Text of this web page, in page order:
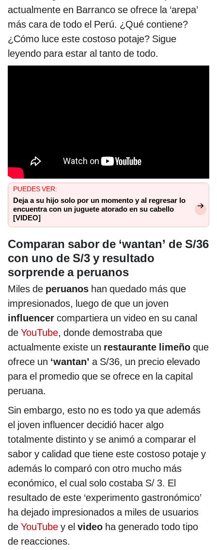
actualmente en Barranco se ofrece la ‘arepa’
más cara de todo el Perú. ¿Qué contiene?
¿Cómo luce este costoso potaje? Sigue
leyendo para estar al tanto de todo.
PUEDES VER:
Deja a su hijo solo por un momento y al regresar lo
encuentra con un juguete atorado en su cabello
[VIDEO]
Comparan sabor de ‘wantan’ de S/36
con uno de S/3 y resultado
sorprende a peruanos
Miles de peruanos han quedado más que
impresionados, luego de que un joven
influencer compartiera un video en su canal
de YouTube, donde demostraba que
actualmente existe un restaurante limeño que
ofrece un ‘wantan’ a S/36, un precio elevado
para el promedio que se ofrece en la capital
peruana.
Sin embargo, esto no es todo ya que además
el joven influencer decidió hacer algo
totalmente distinto y se animó a comparar el
sabor y calidad que tiene este costoso potaje y
además lo comparó con otro mucho más
económico, el cual solo costaba S/ 3. El
resultado de este ‘experimento gastronómico’
ha dejado impresionados a miles de usuarios
de YouTube y el video ha generado todo tipo
de reacciones.